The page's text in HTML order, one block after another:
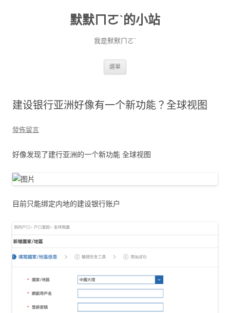
默默ㄇㄛˋ的小站
我是默默ㄇㄛˋ
選單
建设银行亚洲好像有一个新功能？全球视图
發佈留言
好像发现了建行亚洲的一个新功能 全球视图
目前只能绑定内地的建设银行账户